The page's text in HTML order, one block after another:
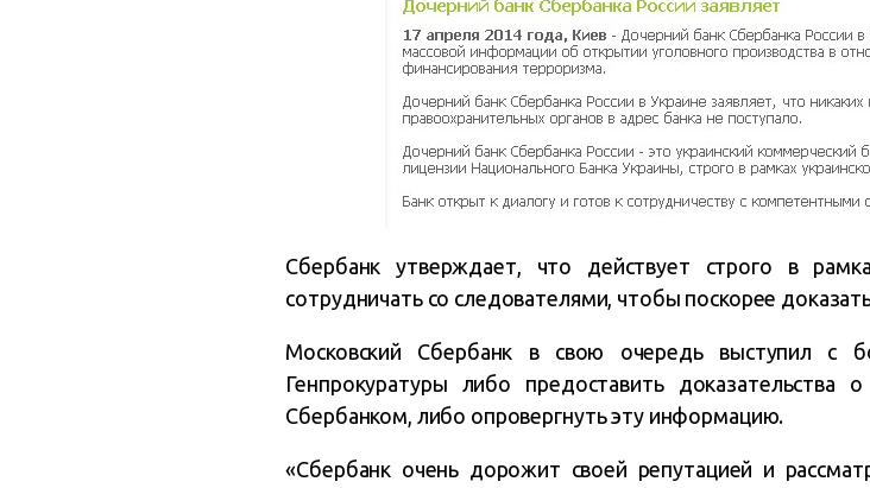
Сбербанк утверждает, что действует строго в
сотрудничать со следователями, чтобы поскорее
Московский Сбербанк в свою очередь выступил с
Генпрокуратуры либо предоставить доказательства
Сбербанком, либо опровергнуть эту информацию.
«Сбербанк очень дорожит своей репутацией и